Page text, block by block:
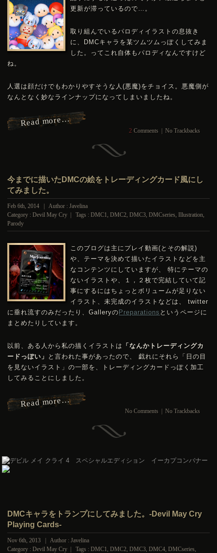
更新が滞っているので…。
取り組んでいるパロディイラストの息抜き
に、
DMCキャラを某ツムツムっぽくしてみま
した。ってこれ自体もパロディなんですけど
ね。
人選は顔だけでもわかりやすそうな人(悪魔)をチョイス。悪魔側が
なんとなく妙なラインナップになってしまいましたね。
Read more…
2 Comments No Trackbacks
今までに描いたDMCの絵をトレーディングカード風にし
てみました。
Feb 6th, 2014 | Author : Javelina
Category :Devil May Cry | Tags :DMC1,DMC2,DMC3,DMCseries,Illustration,
Parody
このブログは主にプレイ動画(とその解説)
や、テーマを決めて描いたイラストなどを主
なコンテンツにしていますが、 特にテーマの
ないイラストや、１，２枚で完結していて記
事にするにはちょっとボリュームが足りない
イラスト、未完成のイラストなどは、 twitter
に垂れ流すのみだったり、Galleryの Preparations というページに
まとめたりしています。
以前、ある人から私の描くイラストは 「なんかトレーディングカ
ードっぽい」
と言われた事があったので、 戯れにそれら「日の目
を見ないイラスト」の一部を、トレーディングカードっぽく加工
してみることにしました。
Read more…
No Comments No Trackbacks
DMCキャラをトランプにしてみました。-Devil May Cry
Playing Cards-
Nov 6th, 2013 | Author : Javelina
Category :Devil May Cry | Tags :DMC1,DMC2,DMC3,DMC4,DMCseries,